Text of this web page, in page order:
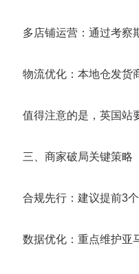
多店铺运营：通过考察
物流优化：本地仓发货
值得注意的是，英国站要
三、商家破局关键策略
合规先行：建议提前3个
数据优化：重点维护亚马